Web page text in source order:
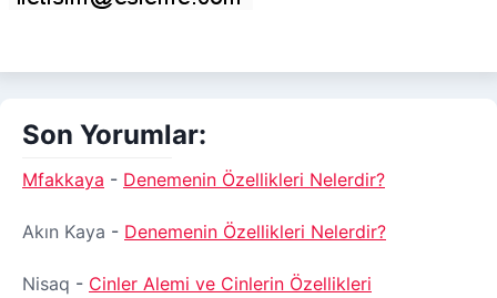
Son Yorumlar:
Mfakkaya - Denemenin Özellikleri Nelerdir?
Akın Kaya - Denemenin Özellikleri Nelerdir?
Nisaq - Cinler Alemi ve Cinlerin Özellikleri